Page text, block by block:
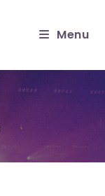
Menu